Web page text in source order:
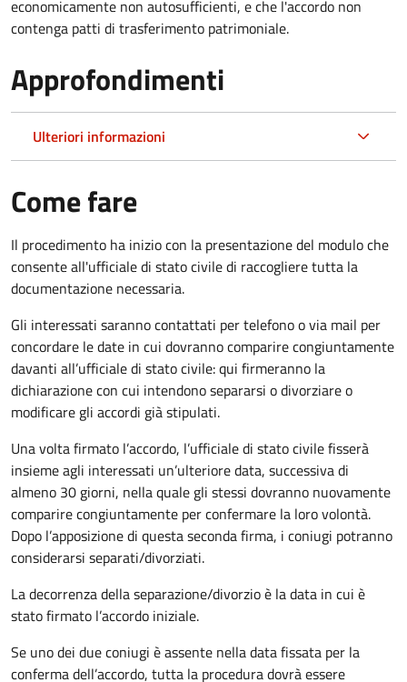
economicamente non autosufficienti, e che l'accordo non
contenga patti di trasferimento patrimoniale.
Approfondimenti
Ulteriori informazioni
Come fare
Il procedimento ha inizio con la presentazione del modulo che
consente all'ufficiale di stato civile di raccogliere tutta la
documentazione necessaria.
Gli interessati saranno contattati per telefono o via mail per
concordare le date in cui dovranno comparire congiuntamente
davanti all’ufficiale di stato civile: qui firmeranno la
dichiarazione con cui intendono separarsi o divorziare o
modificare gli accordi già stipulati.
Una volta firmato l’accordo, l’ufficiale di stato civile fisserà
insieme agli interessati un’ulteriore data, successiva di
almeno 30 giorni, nella quale gli stessi dovranno nuovamente
comparire congiuntamente per confermare la loro volontà.
Dopo l’apposizione di questa seconda firma, i coniugi potranno
considerarsi separati/divorziati.
La decorrenza della separazione/divorzio è la data in cui è
stato firmato l’accordo iniziale.
Se uno dei due coniugi è assente nella data fissata per la
conferma dell’accordo, tutta la procedura dovrà essere